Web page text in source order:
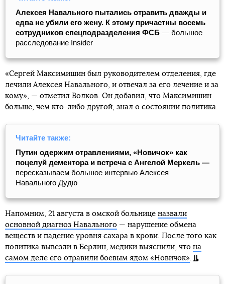
Алексея Навального пытались отравить дважды и
едва не убили его жену. К этому причастны восемь
сотрудников спецподразделения ФСБ — большое
расследование Insider
«Сергей Максимишин был руководителем отделения, где
лечили Алексея Навального, и отвечал за его лечение и за
кому», — отметил Волков. Он добавил, что Максимишин
больше, чем кто-либо другой, знал о состоянии политика.
Читайте также:
Путин одержим отравлениями, «Новичок» как
поцелуй дементора и встреча с Ангелой Меркель —
пересказываем большое интервью Алексея
Навального Дудю
Напомним, 21 августа в омской больнице назвали
основной диагноз Навального — нарушение обмена
веществ и падение уровня сахара в крови. После того как
политика вывезли в Берлин, медики выяснили, что на
самом деле его отравили боевым ядом «Новичок».